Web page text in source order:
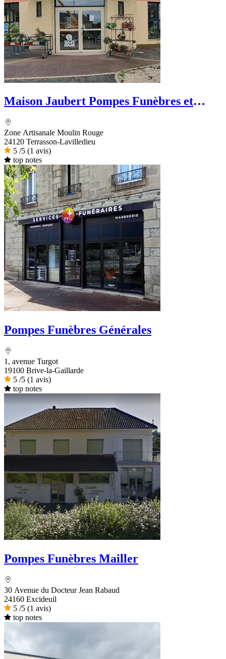
Maison Jaubert Pompes Funèbres et
Zone Artisanale Moulin Rouge
24120 Terrasson-Lavilledieu
5 /5 (1 avis)
top notes
Pompes Funèbres Générales
1, avenue Turgot
19100 Brive-la-Gaillarde
5 /5 (1 avis)
top notes
Pompes Funèbres Mailler
30 Avenue du Docteur Jean Rabaud
24160 Excideuil
5 /5 (1 avis)
top notes